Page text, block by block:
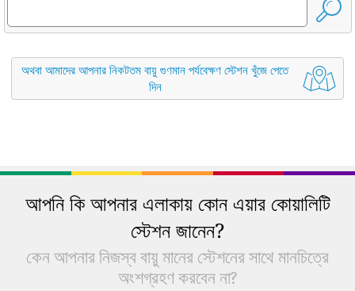
অথবা আমাদের আপনার নিকটতম বায়ু গুণমান পর্যবেক্ষণ স্টেশন খুঁজে পেতে
দিন
আপনি কি আপনার এলাকায় কোন এয়ার কোয়ালিটি
স্টেশন জানেন?
কেন আপনার নিজস্ব বায়ু মানের স্টেশনের সাথে মানচিত্রে
অংশগ্রহণ করবেন না?